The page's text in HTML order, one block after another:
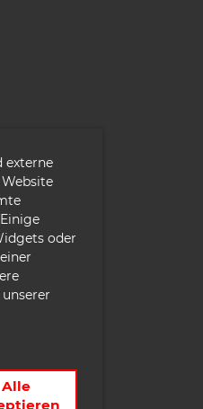
externe
oder
Alle
Hattorf e.V.